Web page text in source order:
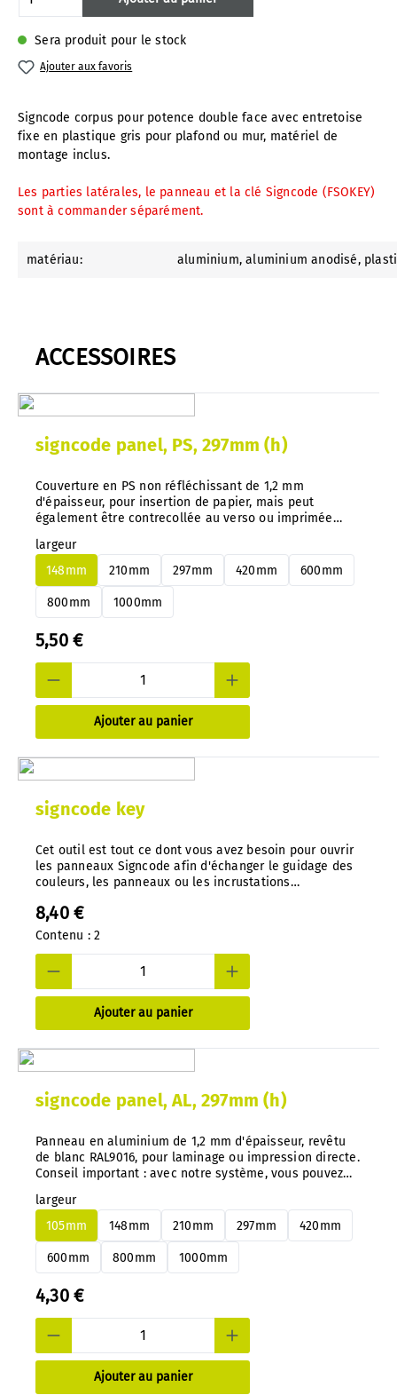
Sera produit pour le stock
Ajouter aux favoris
Signcode corpus pour potence double face avec entretoise
fixe en plastique gris pour plafond ou mur, matériel de
montage inclus.
Les parties latérales, le panneau et la clé Signcode (FSOKEY)
sont à commander séparément.
matériau: aluminium, aluminium anodisé,
ACCESSOIRES
signcode panel, PS, 297mm (h)
Couverture en PS non réfléchissant de 1,2 mm
d'épaisseur, pour insertion de papier, mais peut
également être contrecollée au verso ou imprimée
vous pouvez changer à tout moment et très facilement
les panneaux en aluminium ou en PS, sans les
démonter.
largeur
148mm
210mm 297mm 420mm 600mm
800mm 1000mm
5,50 €
Ajouter au panier
signcode key
Cet outil est tout ce dont vous avez besoin pour ouvrir
les panneaux Signcode afin d'échanger le guidage des
couleurs, les panneaux ou les incrustations
tout accès non autorisé. Outil spécial, moulé sous
pression en nylon.
8,40 €
Contenu : 2
Ajouter au panier
signcode panel, AL, 297mm (h)
Panneau en aluminium de 1,2 mm d'épaisseur, revêtu
de blanc RAL9016, pour laminage ou impression directe.
Conseil important : avec notre système, vous pouvez
moment et très facilement, sans démontage.
largeur
105mm
148mm 210mm 297mm 420mm
600mm 800mm 1000mm
4,30 €
Ajouter au panier